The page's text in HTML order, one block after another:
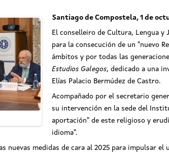
Santiago de Compostela, 1 de
El conselleiro de Cultura, Lengua y
para la consecución de un "nuevo
ámbitos y por todas las
Estudios Galegos, dedicado a una
Elías Palacio Bermúdez de Castro.
Acompañado por el secretario
su intervención en la sede del
aportación" de este religioso y
idioma".
nuevas medidas de cara al 2025 para impulsar